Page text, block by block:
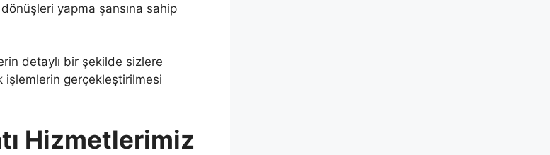
yapma şansına sahip
detaylı bir şekilde sizlere
işlemlerin gerçekleştirilmesi
Hizmetlerimiz